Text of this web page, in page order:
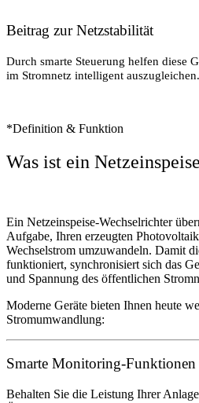
Beitrag zur Netzstabilität
Durch smarte Steuerung helfen diese
im Stromnetz intelligent auszugleichen.
*Definition & Funktion
Was ist ein
Ein Netzeinspeise-Wechselrichter
Aufgabe, Ihren erzeugten
Wechselstrom umzuwandeln. Damit
funktioniert, synchronisiert sich das
und Spannung des öffentlichen
Moderne Geräte bieten Ihnen heute
Stromumwandlung:
Smarte Monitoring-Funktionen
Behalten Sie die Leistung Ihrer